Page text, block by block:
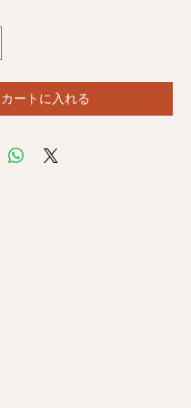
カートに入れる